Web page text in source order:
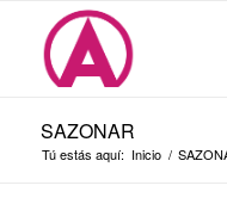
SAZONAR
Tú estás aquí: Inicio /